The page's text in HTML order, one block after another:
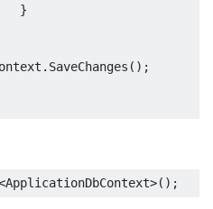
}
. SaveChanges ();
ApplicationDbContext>();